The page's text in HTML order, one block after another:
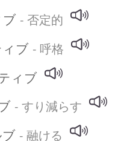
- 否定的
ブ - 呼格
ィブ
- すり減らす
- 融ける